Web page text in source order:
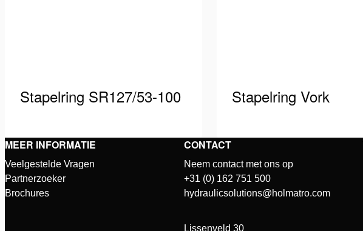
Stapelring SR127/53-100
De stapelringen worden gebruikt om
vergrendelen, zodat operators veilig
onder een geheven last kunnen
Zie details
Stapelring Vork
Met deze vork kan de
hefcilinder van het
plaatsen, terwijl …
Zie details
MEER INFORMATIE
Veelgestelde Vragen
Partnerzoeker
Brochures
CONTACT
Neem contact met ons op
+31 (0) 162 751 500
hydraulicsolutions@holmatro.com
Lissenveld 30